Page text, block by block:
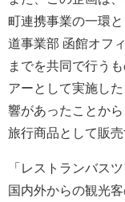
町連携事業の一環
道事業部 函館オフ
までを共同で行う
アーとして実施し
響があったことか
旅行商品として販
「レストランバス
国内外からの観光